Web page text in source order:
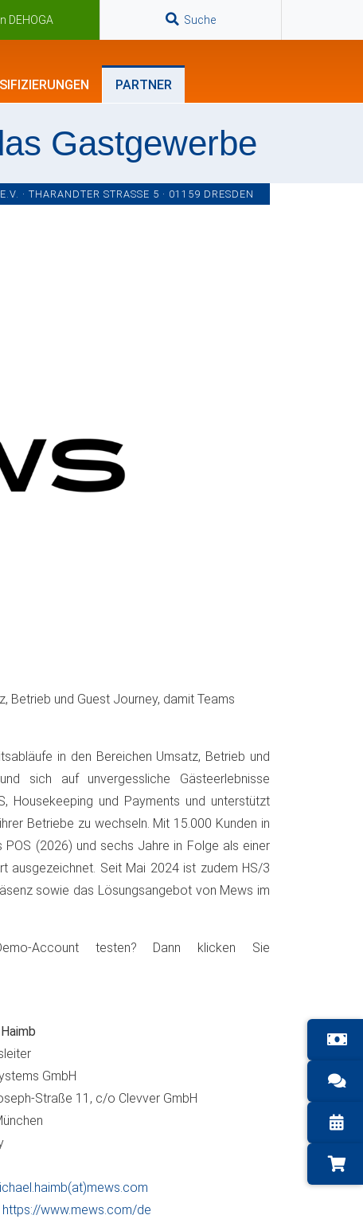
DEHOGA Suche
PARTNER
Gastgewerbe
· THARANDTER STRASSE 5 · 01159 DRESDEN
Betrieb und Guest Journey, damit Teams
in den Bereichen Umsatz, Betrieb und
sich auf unvergessliche Gästeerlebnisse
Housekeeping und Payments und unterstützt
Betriebe zu wechseln. Mit 15.000 Kunden in
(2026) und sechs Jahre in Folge als einer
ausgezeichnet. Seit Mai 2024 ist zudem HS/3
sowie das Lösungsangebot von Mews im
Account testen? Dann klicken Sie
GmbH
Straße 11, c/o Clevver GmbH
https://www.mews.com/de